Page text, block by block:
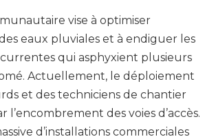
vise à optimiser
eaux pluviales et à endiguer les
qui asphyxient plusieurs
Actuellement, le déploiement
et des techniciens de chantier
l’encombrement des voies d’accès.
d’installations commerciales